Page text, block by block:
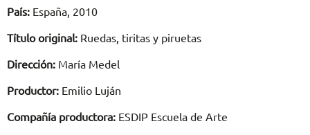
País: España, 2010
Título original: Ruedas, tiritas y piruetas
Dirección: María Medel
Productor: Emilio Luján
Compañía productora: ESDIP Escuela de Arte